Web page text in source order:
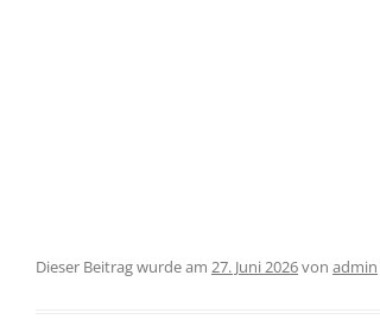
Dieser Beitrag wurde am 27. Juni 2026von admin